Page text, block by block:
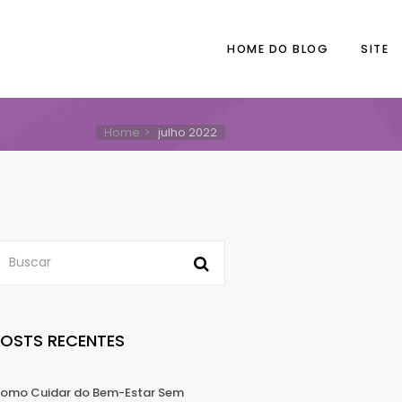
HOME DO BLOG SITE
Home julho 2022
RECENTES
Cuidar do Bem-Estar Sem